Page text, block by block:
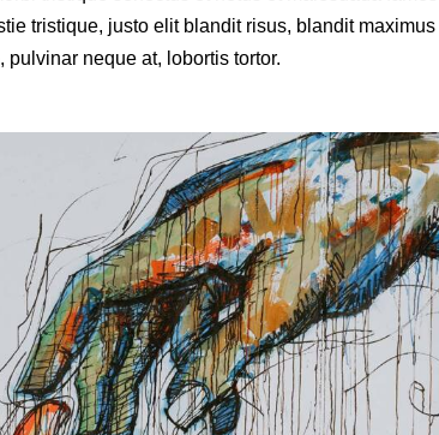
tristique, justo elit blandit risus, blandit maximus
neque at, lobortis tortor.